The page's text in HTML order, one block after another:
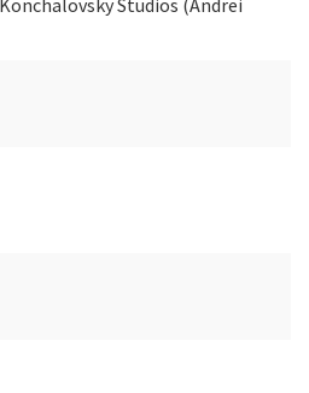
Studios (Andrei